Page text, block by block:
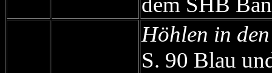
Höhlen in
S. 90 Blau